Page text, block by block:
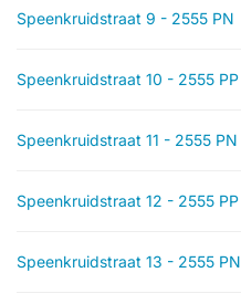
Speenkruidstraat 9 - 2555 PN
Speenkruidstraat 10 - 2555 PP
Speenkruidstraat 11 - 2555 PN
Speenkruidstraat 12 - 2555 PP
Speenkruidstraat 13 - 2555 PN